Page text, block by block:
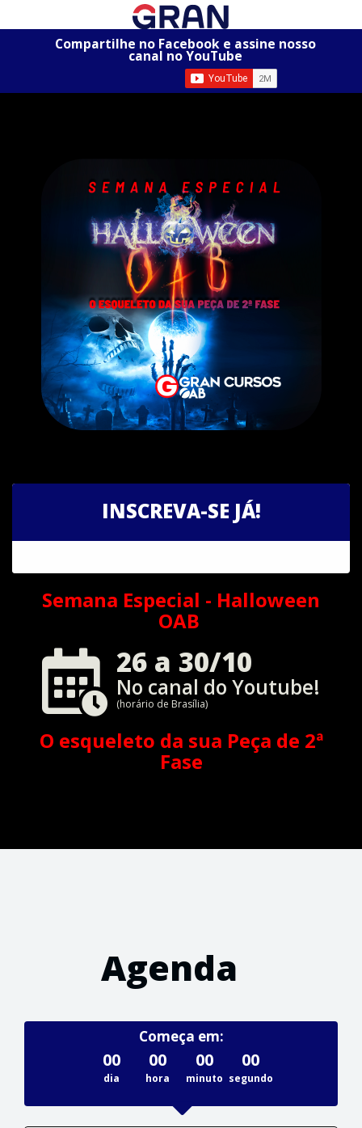
Compartilhe no Facebook e assine nosso
canal no YouTube
INSCREVA-SE JÁ!
Semana Especial - Halloween
OAB
26 a 30/10
No canal do Youtube!
(horário de Brasília)
O esqueleto da sua Peça de 2ª
Fase
Agenda
Começa em:
00
dia
00
hora
00
minuto
00
segundo